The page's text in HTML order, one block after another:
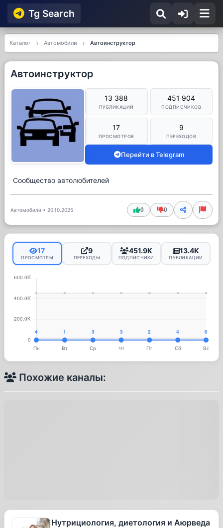
Tg Searсh
Каталог Автомобили Автоинструктор
Автоинструктор
13 388
ПУБЛИКАЦИЙ
451 904
ПОДПИСЧИКОВ
17
ПРОСМОТРОВ
9
ПЕРЕХОДОВ
Перейти в Telegram
Сообщество автолюбителей
Автомобили • 20.10.2025 0 0
17
ПРОСМОТРЫ
9
ПЕРЕХОДЫ
451.9K
ПОДПИСЧИКИ
13.4K
ПУБЛИКАЦИИ
Похожие каналы:
Нутрициология, диетология и Аюрведа